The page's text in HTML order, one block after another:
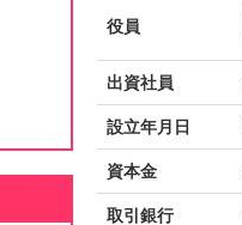
役員
出資社員
設立年月日
資本金
取引銀行